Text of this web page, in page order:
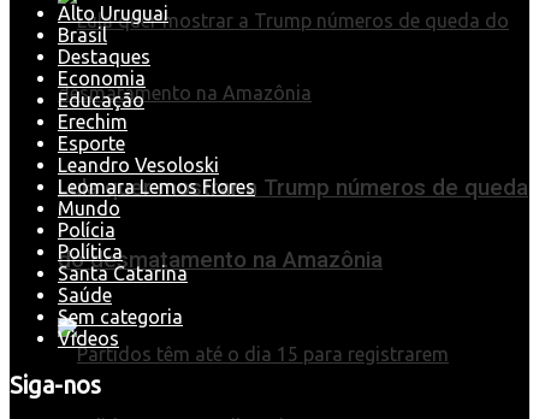
Lula quer mostrar a Trump números de queda
do desmatamento na Amazônia
Alto Uruguai
Brasil
Destaques
Economia
Educação
Erechim
Esporte
Leandro Vesoloski
Leomara Lemos Flores
Mundo
Polícia
Política
Santa Catarina
Saúde
Sem categoria
Videos
Siga-nos